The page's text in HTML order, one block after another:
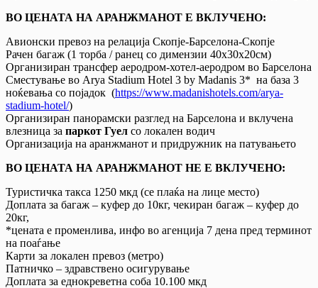
ВО ЦЕНАТА НА АРАНЖМАНОТ Е ВКЛУЧЕНО:
Авионски превоз на релација Скопје-Барселона-Скопје
Рачен багаж (1 торба / ранец со димензии 40х30х20см)
Организиран трансфер аеродром-хотел-аеродром во Барселона
Сместување во Arya Stadium Hotel 3 by Madanis 3* на база 3
ноќевања со појадок (https://www.madanishotels.com/arya-
stadium-hotel/)
Организиран панорамски разглед на Барселона и вклучена
влезница за паркот Гуел со локален водич
Организација на аранжманот и придружник на патувањето
ВО ЦЕНАТА НА АРАНЖМАНОТ НЕ Е ВКЛУЧЕНО:
Туристичка такса 1250 мкд (се плаќа на лице место)
Доплата за багаж – куфер до 10кг, чекиран багаж – куфер до
20кг,
*цената е променлива, инфо во агенција 7 дена пред терминот
на поаѓање
Карти за локален превоз (метро)
Патничко – здравствено осигурување
Доплата за еднокреветна соба 10.100 мкд